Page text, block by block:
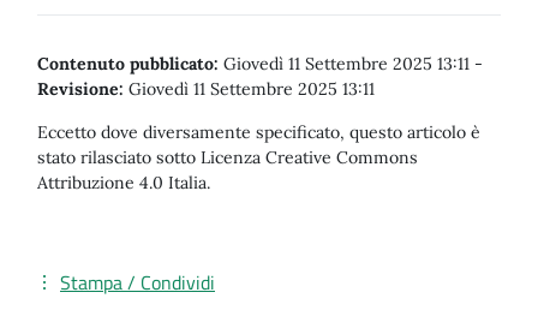
Contenuto pubblicato: Giovedì 11 Settembre 2025 13:11 -
Revisione: Giovedì 11 Settembre 2025 13:11
Eccetto dove diversamente specificato, questo articolo è
stato rilasciato sotto Licenza Creative Commons
Attribuzione 4.0 Italia.
Stampa / Condividi